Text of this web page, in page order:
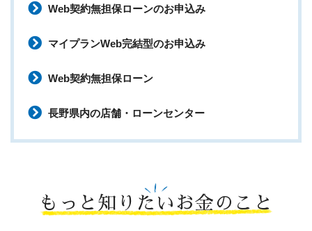
Web契約無担保ローンのお申込み
マイプランWeb完結型のお申込み
Web契約無担保ローン
長野県内の店舗・ローンセンター
もっと知りたいお金のこと